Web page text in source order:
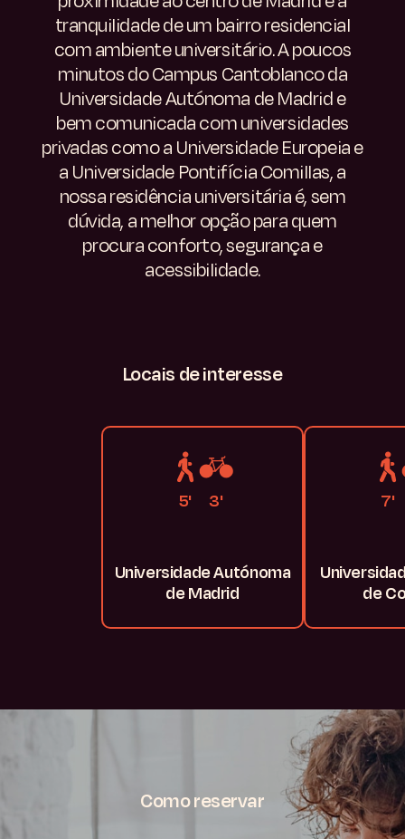
tranquilidade de um bairro residencial
com ambiente universitário. A poucos
minutos do Campus Cantoblanco da
Universidade Autónoma de Madrid e
bem comunicada com universidades
privadas como a Universidade Europeia e
a Universidade Pontifícia Comillas, a
nossa residência universitária é, sem
dúvida, a melhor opção para quem
procura conforto, segurança e
acessibilidade.
Locais deinteresse
5' 3'
Universidade Autónoma
de Madrid
7'
de
Comoreservar